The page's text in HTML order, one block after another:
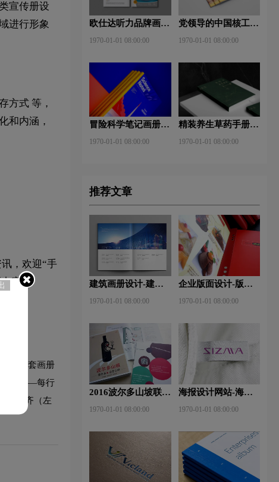
宣传册设
进行形象
方式 等，
和内涵，
，欢迎“手
容。
，一套画册
控制——每行
种对齐（左
欧仕达听力品牌画册
1970-01-01 08:00:00
党领导的中国核工业
1970-01-01 08:00:00
冒险科学笔记画册设
1970-01-01 08:00:00
精装养生草药手册设
1970-01-01 08:00:00
推荐文章
建筑画册设计-建筑
什么？有什么作用？
1970-01-01 08:00:00
企业版面设计-版面
形式有哪些？
1970-01-01 08:00:00
2016波尔多山坡联
1970-01-01 08:00:00
海报设计网站-海报
些？特点有哪些？
1970-01-01 08:00:00